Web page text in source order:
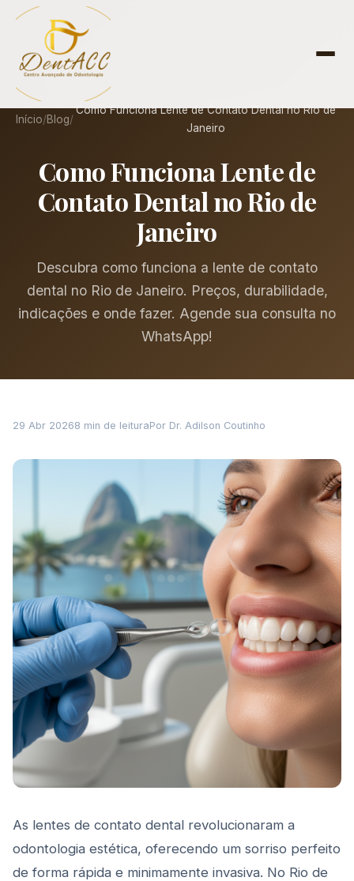
Início/Blog/
Como Funciona Lente de Contato Dental no Rio de
Janeiro
Como Funciona Lente de
Contato Dental no Rio de
Janeiro
Descubra como funciona a lente de contato
dental no Rio de Janeiro. Preços, durabilidade,
indicações e onde fazer. Agende sua consulta no
WhatsApp!
29 Abr 20268 min de leituraPor Dr. Adilson Coutinho
As lentes de contato dental revolucionaram a
odontologia estética, oferecendo um sorriso perfeito
de forma rápida e minimamente invasiva. No Rio de